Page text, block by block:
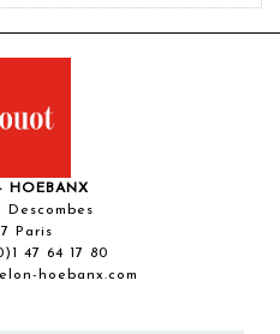
HOEBANX
Descombes
Paris
47 64 17 80
hoebanx.com